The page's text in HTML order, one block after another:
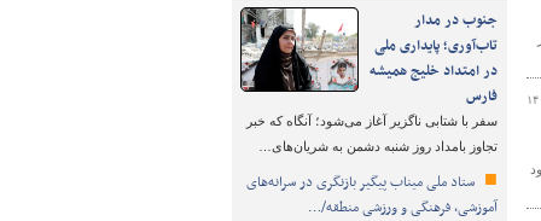
جنوب در مدار
تاب‌آوری؛ پایداری ملی
در امتداد خلیج همیشه
فارس
سفر با شتابی ناگزیر آغاز می‌شود؛ آنگاه که خبر
تجاوز بامداد روز شنبه دشمن به شریان‌های…
ستاد ملی میناب پیگیر بازنگری در سرانه‌های
آموزشی، فرهنگی و ورزشی منطقه/…